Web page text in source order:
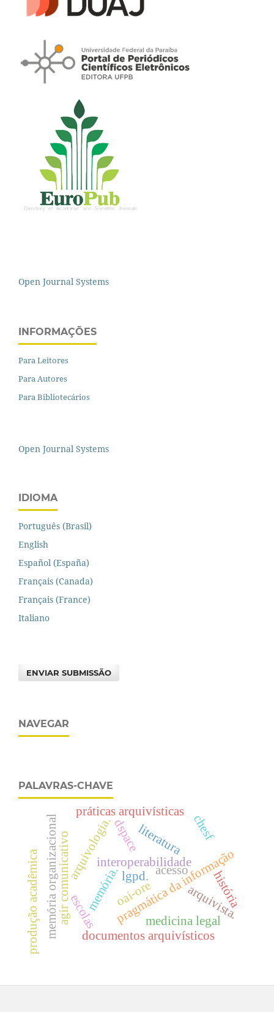
Open Journal Systems
INFORMAÇÕES
Para Leitores
Para Autores
Para Bibliotecários
Open Journal Systems
IDIOMA
Português (Brasil)
English
Español (España)
Français (Canada)
Français (France)
Italiano
ENVIAR SUBMISSÃO
NAVEGAR
PALAVRAS-CHAVE
arquivologia.interoperabilidade
dspace
oai-ore
agir comunicativo pragmática da informação
documentos arquivísticos
arquivista.
memória organizacional
produção acadêmica
literatura
práticas arquivísticas
memória. acesso
escolas medicina legal
lgpd.
chesf
história